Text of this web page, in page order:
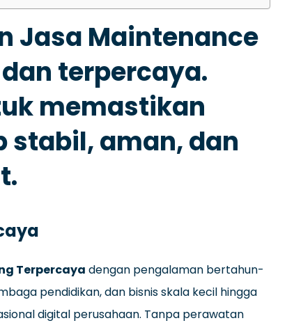
Jasa Maintenance
terpercaya.
memastikan
stabil, aman, dan
Terpercaya dengan pengalaman bertahun-
pendidikan, dan bisnis skala kecil hingga
digital perusahaan. Tanpa perawatan